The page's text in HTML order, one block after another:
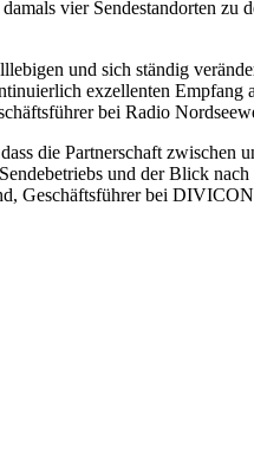
damals vier Sendestandorten
und sich ständig
exzellenten Empfang
bei Radio
die Partnerschaft zwischen
und der Blick
Geschäftsführer bei